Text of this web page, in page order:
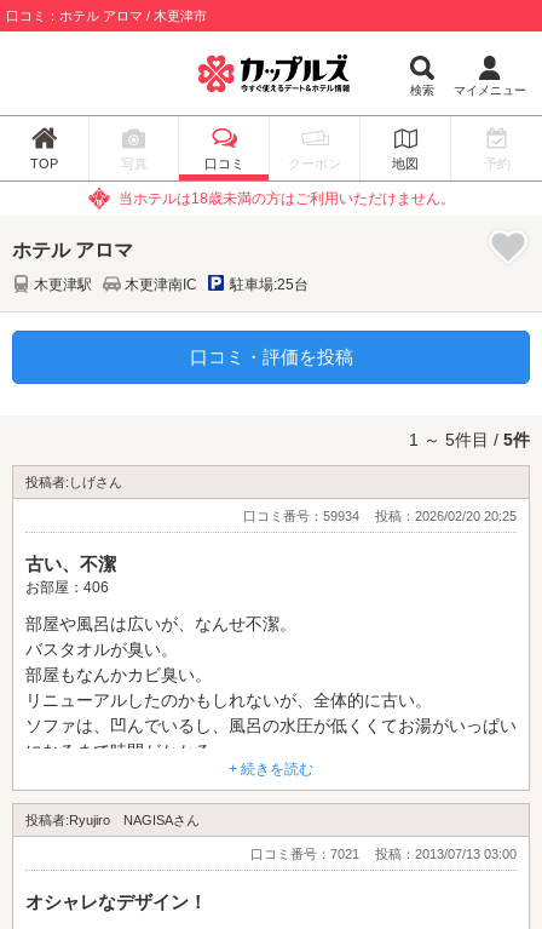
口コミ：ホテル アロマ / 木更津市
検索 マイメニュー
TOP 写真 口コミ クーポン 地図 予約
当ホテルは18歳未満の方はご利用いただけません。
ホテル アロマ
木更津駅 木更津南IC 駐車場:25台
口コミ・評価を投稿
1 ～ 5件目 / 5件
投稿者:しげさん
口コミ番号：59934 投稿：2026/02/20 20:25
古い、不潔
お部屋：406
部屋や風呂は広いが、なんせ不潔。
バスタオルが臭い。
部屋もなんかカビ臭い。
リニューアルしたのかもしれないが、全体的に古い。
ソファは、凹んでいるし、風呂の水圧が低くくてお湯がいっぱい
になるまで時間がかかる。
マッサージ機は、最新の機種で気持ちいい。
ここなら艶の方が、はるかに清潔
+ 続きを読む
投稿者:Ryujiro NAGISAさん
口コミ番号：7021 投稿：2013/07/13 03:00
オシャレなデザイン！